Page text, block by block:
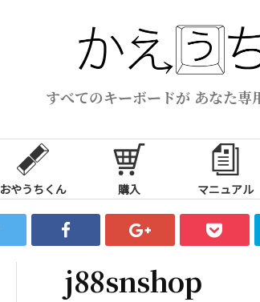
すべてのキーボードが あなた専
おやうちくん 購入 マニュアル
j88snshop